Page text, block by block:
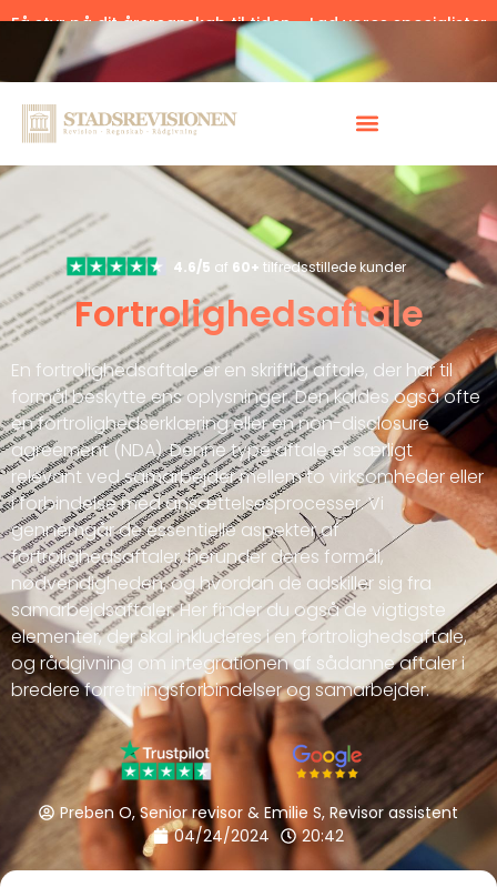
Få styr på dit årsregnskab til tiden – Lad vores specialister
hjælpe.Klik her.
4.6/5 af 60+ tilfredsstillede kunder
Fortrolighedsaftale
En fortrolighedsaftale er en skriftlig aftale, der har til
formål beskytte ens oplysninger. Den kaldes også ofte
en fortrolighedserklæring eller en non-disclosure
agreement (NDA). Denne type aftale er særligt
relevant ved samarbejder mellem to virksomheder eller
i forbindelse med ansættelsesprocesser. Vi
gennemgår de essentielle aspekter af
fortrolighedsaftaler, herunder deres formål,
nødvendigheden, og hvordan de adskiller sig fra
samarbejdsaftaler. Her finder du også de vigtigste
elementer, der skal inkluderes i en fortrolighedsaftale,
og rådgivning om integrationen af sådanne aftaler i
bredere forretningsforbindelser og samarbejder.
Preben O, Senior revisor & Emilie S, Revisor assistent
04/24/2024
20:42